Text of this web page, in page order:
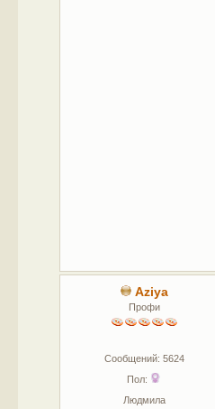
Aziya
Профи
Сообщений: 5624
Пол:
Людмила